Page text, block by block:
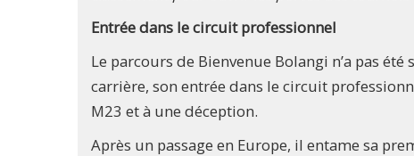
Entrée dans le circuit professionnel
Le parcours de Bienvenue Bolangi n’a pas
carrière, son entrée dans le circuit
M23 et à une déception.
Après un passage en Europe, il entame sa